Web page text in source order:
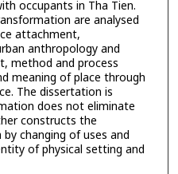
occupants in Tha Tien.
are analysed
attachment,
anthropology and
method and process
meaning of place through
The dissertation is
does not eliminate
constructs the
changing of uses and
of physical setting and